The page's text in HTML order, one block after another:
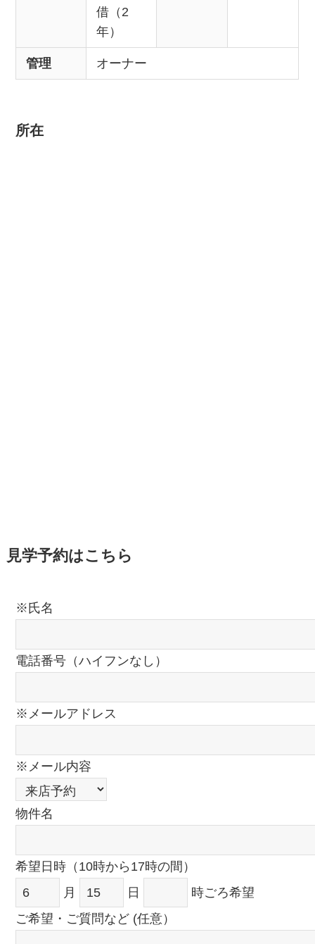
借（2
年）
管理 オーナー
所在
見学予約はこちら
※氏名
電話番号（ハイフンなし）
※メールアドレス
※メール内容
物件名
希望日時（10時から17時の間）
月
日
時ごろ希望
ご希望・ご質問など (任意）